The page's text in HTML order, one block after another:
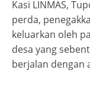
Kasi LINMAS,
perda,
keluarkan oleh
desa yang
berjalan dengan